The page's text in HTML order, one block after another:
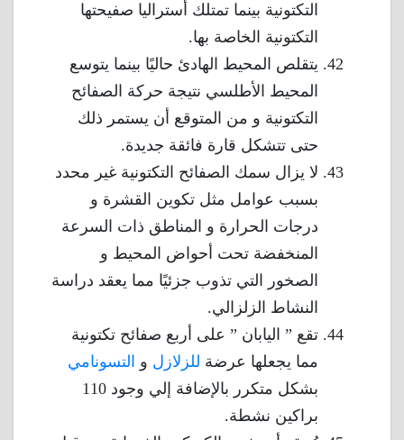
التكتونية بينما تمتلك أستراليا صفيحتها
التكتونية الخاصة بها.
يتقلص المحيط الهادئ حاليًا بينما يتوسع
المحيط الأطلسي نتيجة حركة الصفائح
التكتونية و من المتوقع أن يستمر ذلك
حتى تتشكل قارة فائقة جديدة.
لا يزال سمك الصفائح التكتونية غير محدد
بسبب عوامل مثل تكوين القشرة و
درجات الحرارة و المناطق ذات السرعة
المنخفضة تحت أحواض المحيط و
الصخور التي تذوب جزئيًا مما يعقد دراسة
النشاط الزلزالي.
تقع ” اليابان ” على أربع صفائح تكتونية
مما يجعلها عرضة للزلازل و التسونامي
بشكل متكرر بالإضافة إلي وجود 110
براكين نشطة.